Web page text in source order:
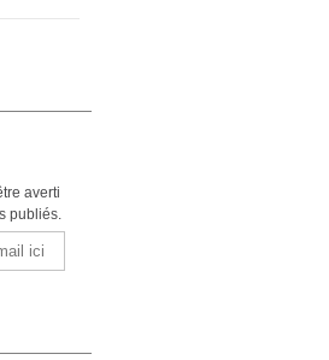
averti
publiés.